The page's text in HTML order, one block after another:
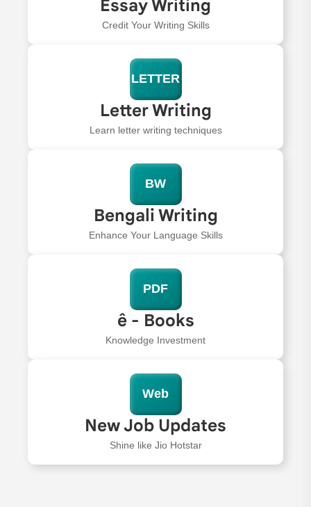
Essay Writing
Credit Your Writing Skills
LETTER
Letter Writing
Learn letter writing techniques
BW
Bengali Writing
Enhance Your Language Skills
PDF
ê - Books
Knowledge Investment
Web
New Job Updates
Shine like Jio Hotstar